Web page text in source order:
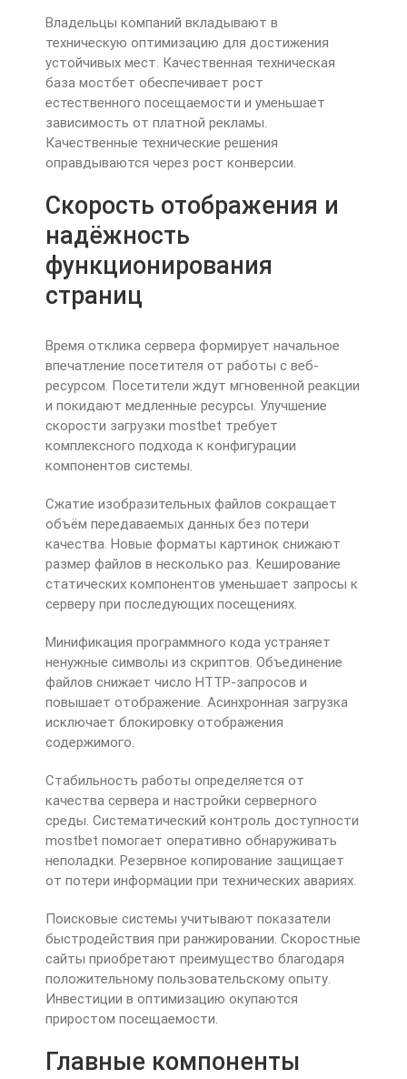
Владельцы компаний вкладывают в
техническую оптимизацию для достижения
устойчивых мест. Качественная техническая
база мостбет обеспечивает рост
естественного посещаемости и уменьшает
зависимость от платной рекламы.
Качественные технические решения
оправдываются через рост конверсии.
Скорость отображения и
надёжность
функционирования
страниц
Время отклика сервера формирует начальное
впечатление посетителя от работы с веб-
ресурсом. Посетители ждут мгновенной реакции
и покидают медленные ресурсы. Улучшение
скорости загрузки mostbet требует
комплексного подхода к конфигурации
компонентов системы.
Сжатие изобразительных файлов сокращает
объём передаваемых данных без потери
качества. Новые форматы картинок снижают
размер файлов в несколько раз. Кеширование
статических компонентов уменьшает запросы к
серверу при последующих посещениях.
Минификация программного кода устраняет
ненужные символы из скриптов. Объединение
файлов снижает число HTTP-запросов и
повышает отображение. Асинхронная загрузка
исключает блокировку отображения
содержимого.
Стабильность работы определяется от
качества сервера и настройки серверного
среды. Систематический контроль доступности
mostbet помогает оперативно обнаруживать
неполадки. Резервное копирование защищает
от потери информации при технических авариях.
Поисковые системы учитывают показатели
быстродействия при ранжировании. Скоростные
сайты приобретают преимущество благодаря
положительному пользовательскому опыту.
Инвестиции в оптимизацию окупаются
приростом посещаемости.
Главные компоненты